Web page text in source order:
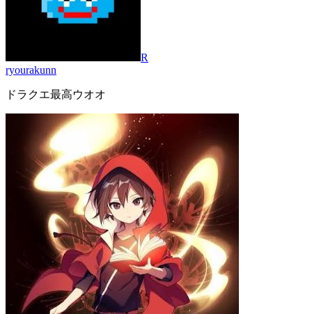
R
ryourakunn
ドラクエ最高ウオオ